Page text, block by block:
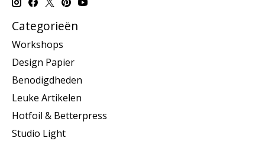
Categorieën
Workshops
Design Papier
Benodigdheden
Leuke Artikelen
Hotfoil & Betterpress
Studio Light